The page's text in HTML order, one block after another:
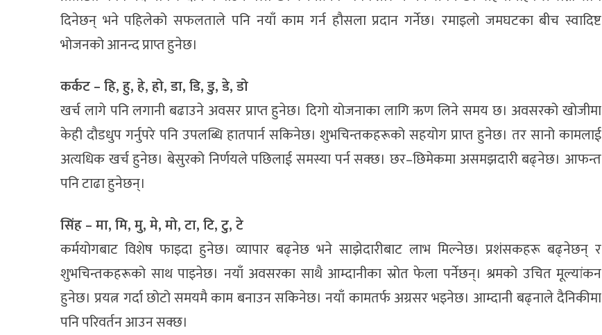
दिनेछन् भने पहिलेको सफलताले पनि नयाँ काम गर्न हौसला प्रदान गर्नेछ। रमाइलो जमघटका बीच स्वादिष्ट
भोजनको आनन्द प्राप्त हुनेछ।
कर्कट – हि, हु, हे, हो, डा, डि, डु, डे, डो
खर्च लागे पनि लगानी बढाउने अवसर प्राप्त हुनेछ। दिगो योजनाका लागि ऋण लिने समय छ। अवसरको खोजीमा
केही दौडधुप गर्नुपरे पनि उपलब्धि हातपार्न सकिनेछ। शुभचिन्तकहरूको सहयोग प्राप्त हुनेछ। तर सानो कामलाई
अत्यधिक खर्च हुनेछ। बेसुरको निर्णयले पछिलाई समस्या पर्न सक्छ। छर–छिमेकमा असमझदारी बढ्नेछ। आफन्त
पनि टाढा हुनेछन्।
सिंह – मा, मि, मु, मे, मो, टा, टि, टु, टे
कर्मयोगबाट विशेष फाइदा हुनेछ। व्यापार बढ्नेछ भने साझेदारीबाट लाभ मिल्नेछ। प्रशंसकहरू बढ्नेछन् र
शुभचिन्तकहरूको साथ पाइनेछ। नयाँ अवसरका साथै आम्दानीका स्रोत फेला पर्नेछन्। श्रमको उचित मूल्यांकन
हुनेछ। प्रयत्न गर्दा छोटो समयमै काम बनाउन सकिनेछ। नयाँ कामतर्फ अग्रसर भइनेछ। आम्दानी बढ्नाले दैनिकीमा
पनि परिवर्तन आउन सक्छ।